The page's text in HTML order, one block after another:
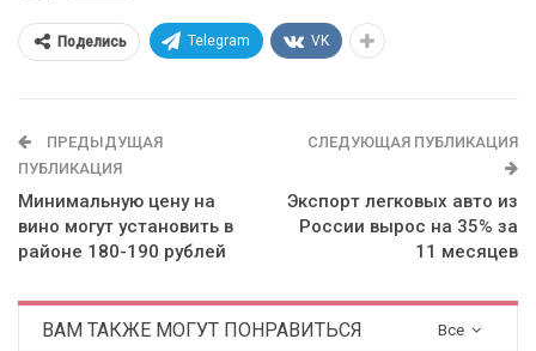
Поделись Telegram VK
ПРЕДЫДУЩАЯ
ПУБЛИКАЦИЯ
Минимальную цену на
вино могут установить в
районе 180-190 рублей
СЛЕДУЮЩАЯ ПУБЛИКАЦИЯ
Экспорт легковых авто из
России вырос на 35% за
11 месяцев
Все
ВАМ ТАКЖЕ МОГУТ ПОНРАВИТЬСЯ